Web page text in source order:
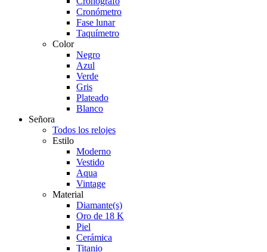
Cronómetro
Fase lunar
Taquímetro
Color
Negro
Azul
Verde
Gris
Plateado
Blanco
Señora
Todos los relojes
Estilo
Moderno
Vestido
Aqua
Vintage
Material
Diamante(s)
Oro de 18 K
Piel
Cerámica
Titanio